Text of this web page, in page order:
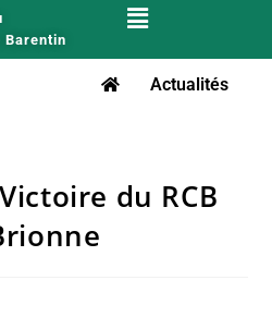
Barentin
Actualités
du RCB